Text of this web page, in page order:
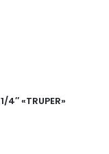
«TRUPER»